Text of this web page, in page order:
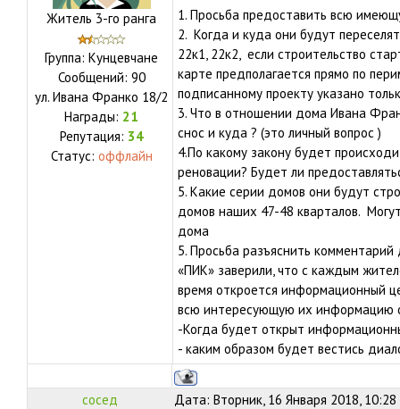
Житель 3-го ранга
Группа: Кунцевчане
Сообщений: 90
ул. Ивана Франко 18/2
Награды: 21
Репутация: 34
Статус: оффлайн
1. Просьба предоставить всю
2. Когда и куда они будут
22к1, 22к2, если строительство
карте предполагается прямо по
подписанному проекту указано
3. Что в отношении дома Ивана
снос и куда ? (это личный вопрос )
4.По какому закону будет
реновации? Будет ли
5. Какие серии домов они будут
домов наших 47-48 кварталов.
дома
5. Просьба разъяснить
«ПИК» заверили, что с каждым
время откроется информационный
всю интересующую их информацию
-Когда будет открыт
- каким образом будет вестись
сосед Дата: Вторник, 16 Января 2018,